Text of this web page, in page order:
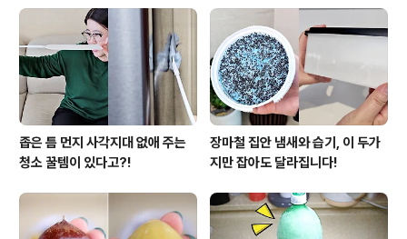
고요. 양념은 고추장, 간장, 설탕, 참기름, 통깨 준비했어요.
고추장2, 간장1.5, 설탕1 골고루 섞어서 양념장을 만들어
요. 소면을 삶는 동안 냉장고에서 숙성 시간을 거치면 매콤
달콤하니 맛난..
좁은 틈 먼지 사각지대 없애 주는
청소 꿀템이 있다고?!
장마철 집안 냄새와 습기, 이 두가
지만 잡아도 달라집니다!